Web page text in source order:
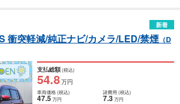
新着
衝突軽減/純正ナビ/カメラ/LED/禁煙 （D
支払総額(税込)
54.8万円
車両価格(税込)
47.5万円
諸費用 (税込)
7.3 万円